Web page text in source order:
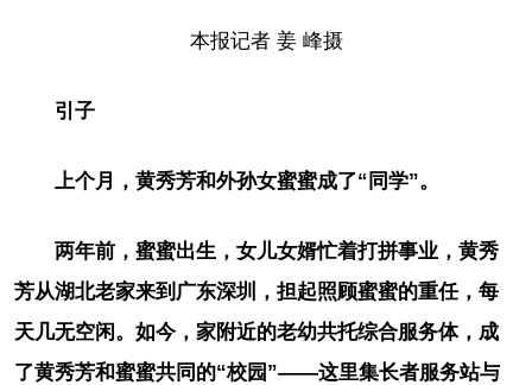
本报记者 姜 峰摄
引子
上个月，黄秀芳和外孙女蜜蜜成了“同学”。
两年前，蜜蜜出生，女儿女婿忙着打拼事业，黄秀
芳从湖北老家来到广东深圳，担起照顾蜜蜜的重任，每
天几无空闲。如今，家附近的老幼共托综合服务体，成
了黄秀芳和蜜蜜共同的“校园”——这里集长者服务站与